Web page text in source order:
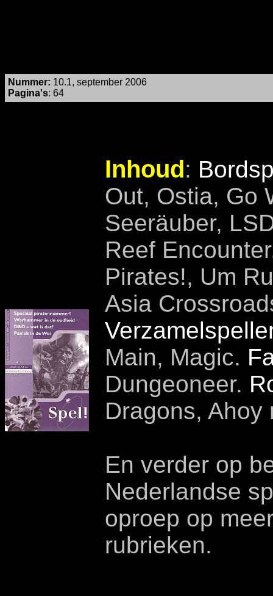
Nummer: 10.1, september 2006
Pagina's: 64
Inhoud:
Out, Ostia, Go
Seeräuber,
Reef
Pirates!, Um
Asia
Main, Magic.
Dungeoneer.
Dragons, Ahoy
En verder op
Nederlandse
oproep op
rubrieken.